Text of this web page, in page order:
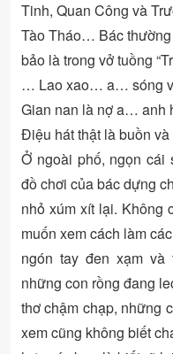
Tinh, Quan Công và
Tào Tháo… Bác
bảo là trong vở tuồng
… Lao xao… a… sóng
Gian nan là nợ a… anh
Điệu hát thật là buồn và
Ở ngoài phố, ngọn
đồ chơi của bác dựng
nhỏ xúm xít lại. Không
muốn xem cách làm
ngón tay đen xạm
những con rồng đang
thơ chậm chạp, những
xem cũng không biết